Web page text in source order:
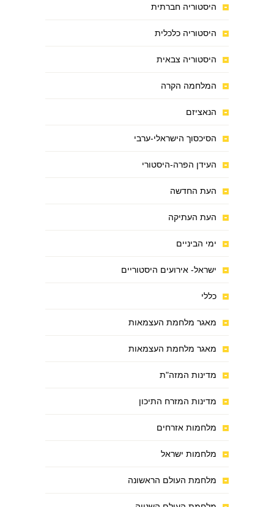
היסטוריה חברתית
היסטוריה כלכלית
היסטוריה צבאית
המלחמה הקרה
הנאציזם
הסיכסוך הישראלי-ערבי
העידן הפרה-היסטורי
העת החדשה
העת העתיקה
ימי הביניים
ישראל- אירועים היסטוריים
כללי
מאגר מלחמת העצמאות
מאגר מלחמת העצמאות
מדינות המזה"ת
מדינות המזרח התיכון
מלחמות אזרחים
מלחמות ישראל
מלחמת העולם הראשונה